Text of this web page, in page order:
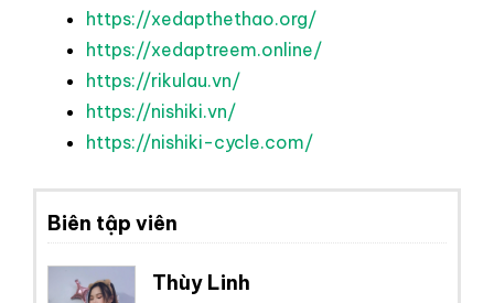
https://xedapthethao.org/
https://xedaptreem.online/
https://rikulau.vn/
https://nishiki.vn/
https://nishiki-cycle.com/
Biên tập viên
Thùy Linh